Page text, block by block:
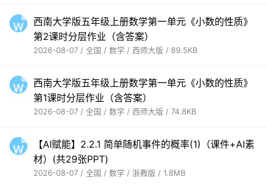
西南大学版五年级上册数学第一单元《小数的性质》
第2课时分层作业（含答案）
2026-08-07 / 全国 / 数学 / 西师大版 / 89.5KB
西南大学版五年级上册数学第一单元《小数的性质》
第1课时分层作业（含答案）
2026-08-07 / 全国 / 数学 / 西师大版 / 74.8KB
【AI赋能】2.2.1 简单随机事件的概率(1)（课件+AI素
材）(共29张PPT)
2026-08-07 / 全国 / 数学 / 浙教版 / 1.8MB